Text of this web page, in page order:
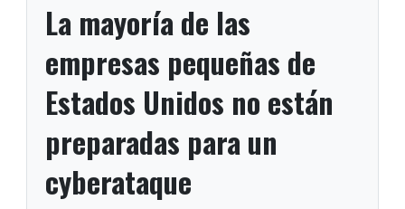
La mayoría de las
empresas pequeñas de
Estados Unidos no están
preparadas para un
cyberataque